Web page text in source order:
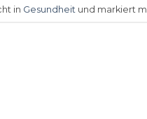
in Gesundheit und markiert